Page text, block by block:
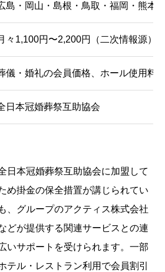
島・岡山・島根・鳥取・福岡・熊本
々1,100円〜2,200円（二次情報源）
儀・婚礼の会員価格、ホール使用料
日本冠婚葬祭互助協会
日本冠婚葬祭互助協会に加盟して
め掛金の保全措置が講じられてい
、グループのアクティス株式会社
どが提供する関連サービスとの連
いサポートを受けられます。一部
テル・レストラン利用で会員割引